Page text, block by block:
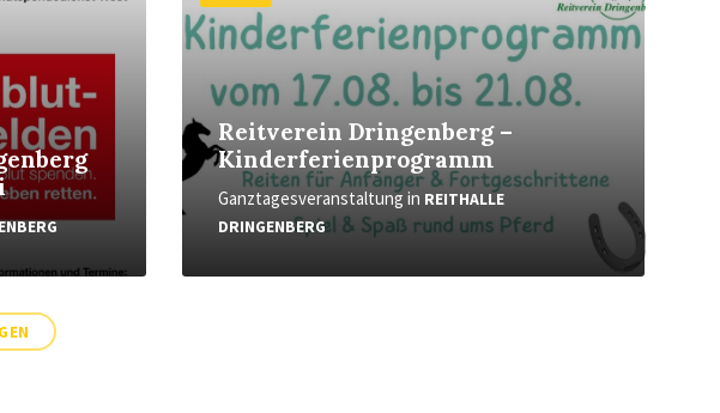
Reitverein Dringenberg –
Kinderferienprogramm
Ganztagesveranstaltung in REITHALLE
DRINGENBERG